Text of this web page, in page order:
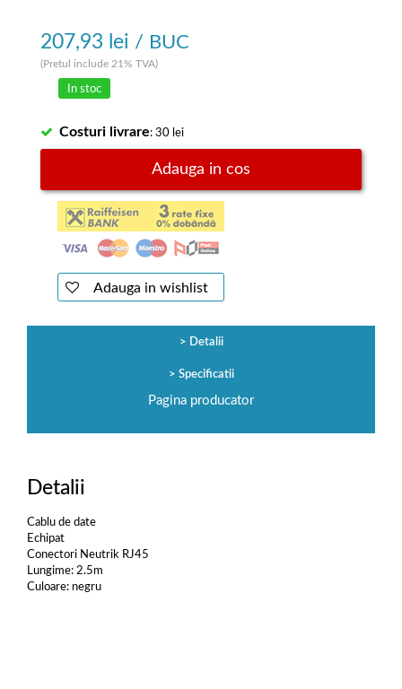
207,93 lei / BUC
(Pretul include 21% TVA)
In stoc
Costuri livrare: 30 lei
Adauga in cos
Adauga in wishlist
Detalii
Specificatii
Pagina producator
Detalii
Cablu de date
Echipat
Conectori Neutrik RJ45
Lungime: 2.5m
Culoare: negru